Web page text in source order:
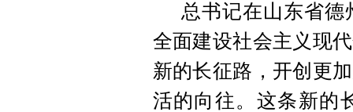
总书记在山东省
全面建设社会主义现
新的长征路，开创更
活的向往。这条新的